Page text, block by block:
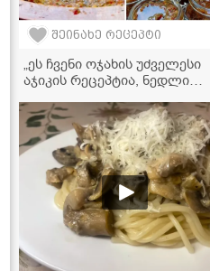
შეინახე რეცეპტი
„ეს ჩვენი ოჯახის უძველესი
აჯიკის რეცეპტია, ნედლი
მკითხველის ვიდეორეცეპტი